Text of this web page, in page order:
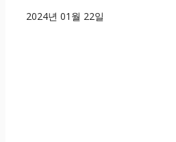
2024년 01월 22일